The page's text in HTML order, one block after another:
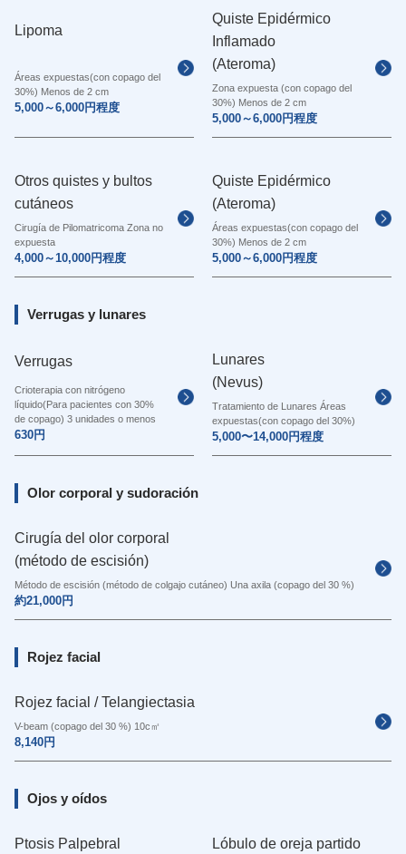
Lipoma
Áreas expuestas(con copago del
30%) Menos de 2 cm
5,000～6,000円程度
Quiste Epidérmico
Inflamado
(Ateroma)
Zona expuesta (con copago del
30%) Menos de 2 cm
5,000～6,000円程度
Otros quistes y bultos
cutáneos
Cirugía de Pilomatricoma Zona no
expuesta
4,000～10,000円程度
Quiste Epidérmico
(Ateroma)
Áreas expuestas(con copago del
30%) Menos de 2 cm
5,000～6,000円程度
Verrugas y lunares
Verrugas
Crioterapia con nitrógeno
líquido(Para pacientes con 30%
de copago) 3 unidades o menos
630円
Lunares
(Nevus)
Tratamiento de Lunares Áreas
expuestas(con copago del 30%)
5,000〜14,000円程度
Olor corporal y sudoración
Cirugía del olor corporal
(método de escisión)
Método de escisión (método de colgajo cutáneo) Una axila (copago del 30 %)
約21,000円
Rojez facial
Rojez facial / Telangiectasia
V-beam (copago del 30 %) 10c㎡
8,140円
Ojos y oídos
Ptosis Palpebral Lóbulo de oreja partido